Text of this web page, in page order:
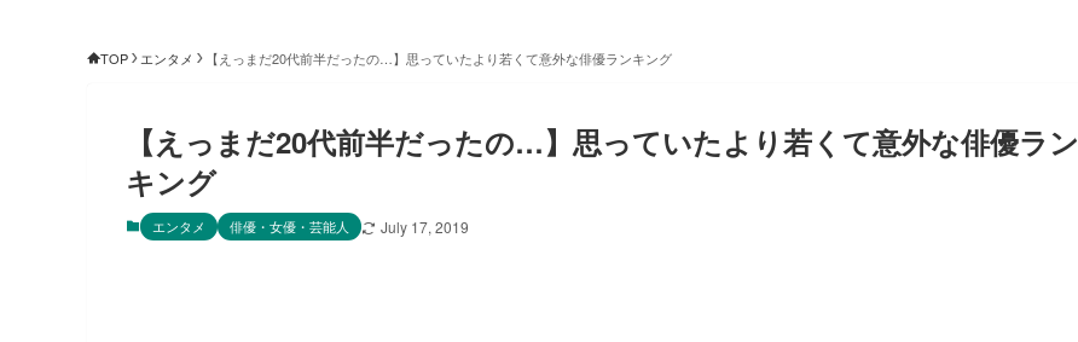
TOP エンタメ 【えっまだ20代前半だったの…】思っていたより若くて意外な俳優ランキング
【えっまだ20代前半だったの…】思っていたより若くて意外な俳優ラン
キング
エンタメ 俳優・女優・芸能人 July 17, 2019